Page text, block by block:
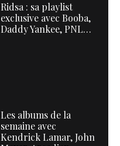
Ridsa : sa playlist
exclusive avec Booba,
Daddy Yankee, PNL…
Les albums de la
semaine avec
Kendrick Lamar, John